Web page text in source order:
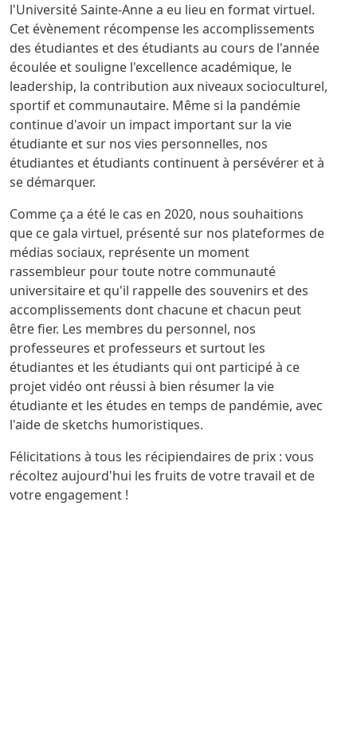
l'Université Sainte-Anne a eu lieu en format virtuel.
Cet évènement récompense les accomplissements
des étudiantes et des étudiants au cours de l'année
écoulée et souligne l'excellence académique, le
leadership, la contribution aux niveaux socioculturel,
sportif et communautaire. Même si la pandémie
continue d'avoir un impact important sur la vie
étudiante et sur nos vies personnelles, nos
étudiantes et étudiants continuent à persévérer et à
se démarquer.
Comme ça a été le cas en 2020, nous souhaitions
que ce gala virtuel, présenté sur nos plateformes de
médias sociaux, représente un moment
rassembleur pour toute notre communauté
universitaire et qu'il rappelle des souvenirs et des
accomplissements dont chacune et chacun peut
être fier. Les membres du personnel, nos
professeures et professeurs et surtout les
étudiantes et les étudiants qui ont participé à ce
projet vidéo ont réussi à bien résumer la vie
étudiante et les études en temps de pandémie, avec
l'aide de sketchs humoristiques.
Félicitations à tous les récipiendaires de prix : vous
récoltez aujourd'hui les fruits de votre travail et de
votre engagement !